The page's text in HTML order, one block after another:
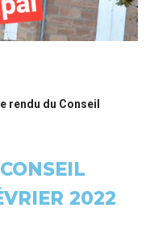
rendu du Conseil
2022